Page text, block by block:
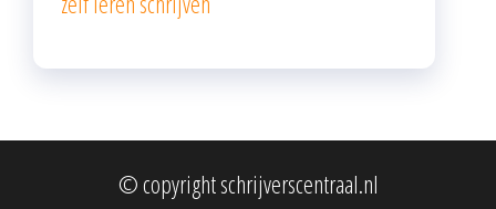
© copyright schrijverscentraal.nl